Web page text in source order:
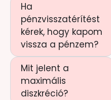
Ha
pénzvisszatérítést
kérek, hogy kapom
vissza a pénzem?
Mit jelent a
maximális
diszkréció?